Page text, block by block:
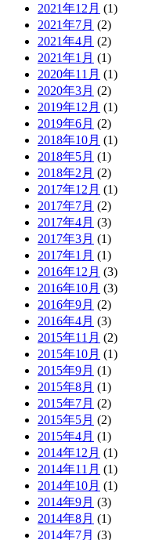
2021年12月 (1)
2021年7月 (2)
2021年4月 (2)
2021年1月 (1)
2020年11月 (1)
2020年3月 (2)
2019年12月 (1)
2019年6月 (2)
2018年10月 (1)
2018年5月 (1)
2018年2月 (2)
2017年12月 (1)
2017年7月 (2)
2017年4月 (3)
2017年3月 (1)
2017年1月 (1)
2016年12月 (3)
2016年10月 (3)
2016年9月 (2)
2016年4月 (3)
2015年11月 (2)
2015年10月 (1)
2015年9月 (1)
2015年8月 (1)
2015年7月 (2)
2015年5月 (2)
2015年4月 (1)
2014年12月 (1)
2014年11月 (1)
2014年10月 (1)
2014年9月 (3)
2014年8月 (1)
2014年7月 (3)